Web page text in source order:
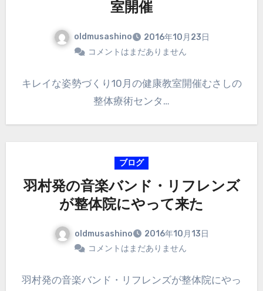
室開催
oldmusashino
2016年10月23日
コメントはまだありません
キレイな姿勢づくり10月の健康教室開催むさしの
整体療術センタ…
ブログ
羽村発の音楽バンド・リフレンズ
が整体院にやって来た
oldmusashino
2016年10月13日
コメントはまだありません
羽村発の音楽バンド・リフレンズが整体院にやっ